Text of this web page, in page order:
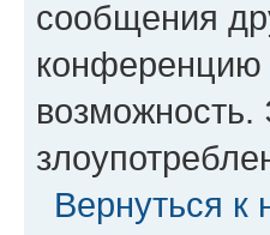
сообщения
конференцию
возможность.
Вернуться к